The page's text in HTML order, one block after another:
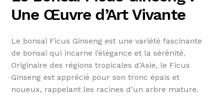
Une Œuvre d’Art Vivante
Le bonsaï Ficus Ginseng est une variété fascinante
de bonsaï qui incarne l’élégance et la sérénité.
Originaire des régions tropicales d’Asie, le Ficus
Ginseng est apprécié pour son tronc épais et
noueux, rappelant les racines d’un arbre mature.